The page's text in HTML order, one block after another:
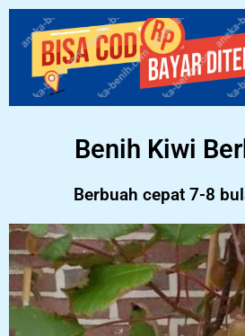
Benih Kiwi
Berbuah cepat 7-8